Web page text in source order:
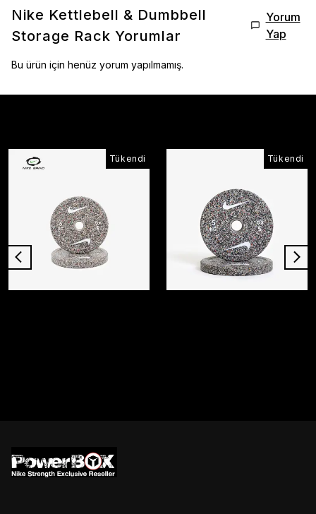
Nike Kettlebell & Dumbbell
Storage Rack Yorumlar
Yorum
Yap
Bu ürün için henüz yorum yapılmamış.
Tükendi Tükendi